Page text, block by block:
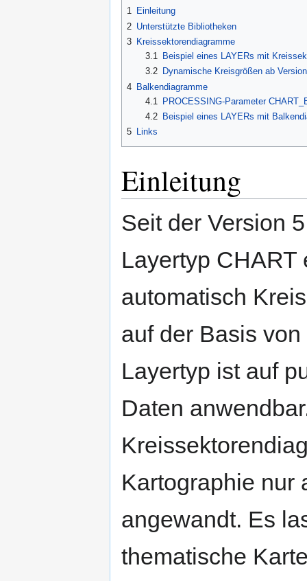
1 Einleitung
2 Unterstützte Bibliotheken
3 Kreissektorendiagramme
3.1
Beispiel eines LAYERs mit
3.2
Dynamische Kreisgrößen ab
4 Balkendiagramme
4.1
PROCESSING-Parameter
4.2
Beispiel eines LAYERs mit
5 Links
Einleitung
Seit der Version
Layertyp CHART
automatisch
auf der Basis
Layertyp ist auf
Daten
Kartographie nur
angewandt. Es
thematische